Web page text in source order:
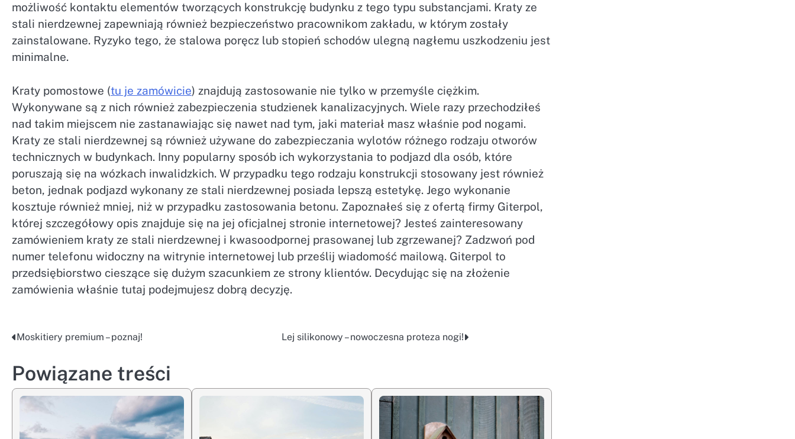
możliwość kontaktu elementów tworzących konstrukcję budynku z tego typu substancjami. Kraty ze
stali nierdzewnej zapewniają również bezpieczeństwo pracownikom zakładu, w którym zostały
zainstalowane. Ryzyko tego, że stalowa poręcz lub stopień schodów ulegną nagłemu uszkodzeniu jest
minimalne.
Kraty pomostowe (tu je zamówicie) znajdują zastosowanie nie tylko w przemyśle ciężkim.
Wykonywane są z nich również zabezpieczenia studzienek kanalizacyjnych. Wiele razy przechodziłeś
nad takim miejscem nie zastanawiając się nawet nad tym, jaki materiał masz właśnie pod nogami.
Kraty ze stali nierdzewnej są również używane do zabezpieczania wylotów różnego rodzaju otworów
technicznych w budynkach. Inny popularny sposób ich wykorzystania to podjazd dla osób, które
poruszają się na wózkach inwalidzkich. W przypadku tego rodzaju konstrukcji stosowany jest również
beton, jednak podjazd wykonany ze stali nierdzewnej posiada lepszą estetykę. Jego wykonanie
kosztuje również mniej, niż w przypadku zastosowania betonu. Zapoznałeś się z ofertą firmy Giterpol,
której szczegółowy opis znajduje się na jej oficjalnej stronie internetowej? Jesteś zainteresowany
zamówieniem kraty ze stali nierdzewnej i kwasoodpornej prasowanej lub zgrzewanej? Zadzwoń pod
numer telefonu widoczny na witrynie internetowej lub prześlij wiadomość mailową. Giterpol to
przedsiębiorstwo cieszące się dużym szacunkiem ze strony klientów. Decydując się na złożenie
zamówienia właśnie tutaj podejmujesz dobrą decyzję.
Nawigacja
wpisu
Moskitiery premium – poznaj! Lej silikonowy – nowoczesna proteza nogi!
Powiązane treści